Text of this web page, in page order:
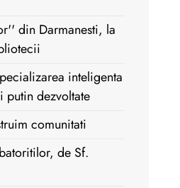
din Darmanesti, la
inteligenta
dezvoltate
comunitati
de Sf.